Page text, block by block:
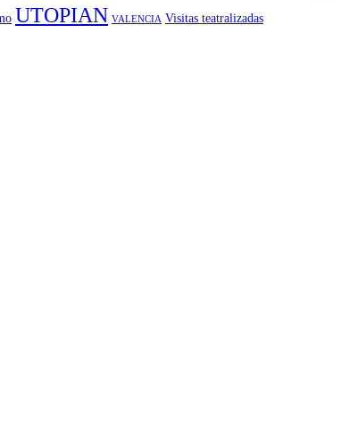
UTOPIAN VALENCIA Visitas teatralizadas